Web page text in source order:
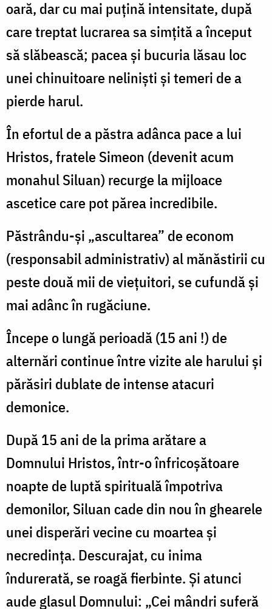
oară, dar cu mai puțină intensitate, după
care treptat lucrarea sa simțită a început
să slăbească; pacea și bucuria lăsau loc
unei chinuitoare neliniști și temeri de a
pierde harul.
În efortul de a păstra adânca pace a lui
Hristos, fratele Simeon (devenit acum
monahul Siluan) recurge la mijloace
ascetice care pot părea incredibile.
Păstrându-și „ascultarea” de econom
(responsabil administrativ) al mănăstirii cu
peste două mii de viețuitori, se cufundă și
mai adânc în rugăciune.
Începe o lungă perioadă (15 ani !) de
alternări continue între vizite ale harului și
părăsiri dublate de intense atacuri
demonice.
După 15 ani de la prima arătare a
Domnului Hristos, într-o înfricoșătoare
noapte de luptă spirituală împotriva
demonilor, Siluan cade din nou în ghearele
unei disperări vecine cu moartea și
necredința. Descurajat, cu inima
îndurerată, se roagă fierbinte. Și atunci
aude glasul Domnului: „Cei mândri suferă